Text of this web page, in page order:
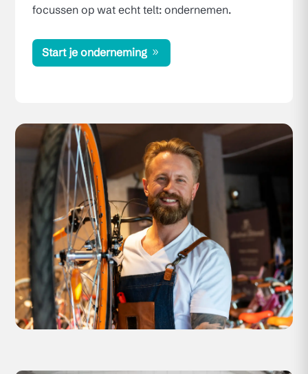
focussen op wat echt telt: ondernemen.
Start je onderneming